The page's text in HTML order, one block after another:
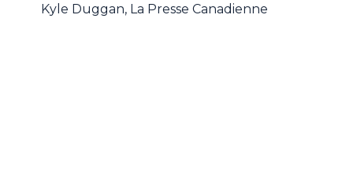
Kyle Duggan, La Presse Canadienne